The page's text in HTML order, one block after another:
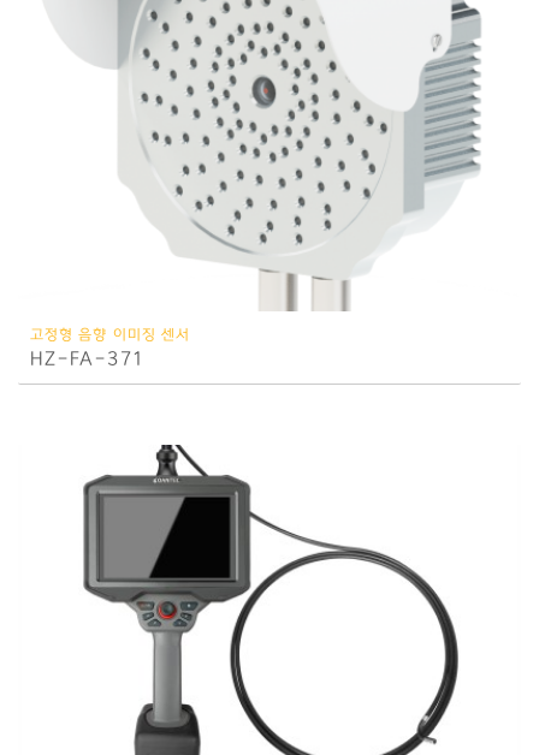
고정형 음향 이미징 센서
HZ-FA-371